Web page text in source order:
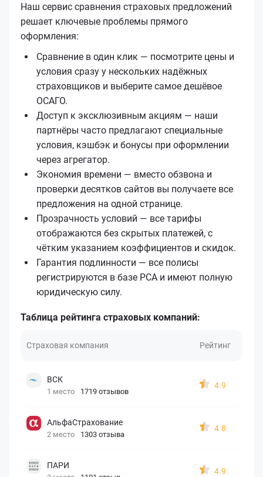
Наш сервис сравнения страховых предложений
решает ключевые проблемы прямого
оформления:
Сравнение в один клик — посмотрите цены и
условия сразу у нескольких надёжных
страховщиков и выберите самое дешёвое
ОСАГО.
Доступ к эксклюзивным акциям — наши
партнёры часто предлагают специальные
условия, кэшбэк и бонусы при оформлении
через агрегатор.
Экономия времени — вместо обзвона и
проверки десятков сайтов вы получаете все
предложения на одной странице.
Прозрачность условий — все тарифы
отображаются без скрытых платежей, с
чётким указанием коэффициентов и скидок.
Гарантия подлинности — все полисы
регистрируются в базе РСА и имеют полную
юридическую силу.
Таблица рейтинга страховых компаний:
Страховая компания Рейтинг
ВСК
1 место 1719 отзывов
4.9
АльфаСтрахование
2 место 1303 отзыва
4.8
ПАРИ
4.9